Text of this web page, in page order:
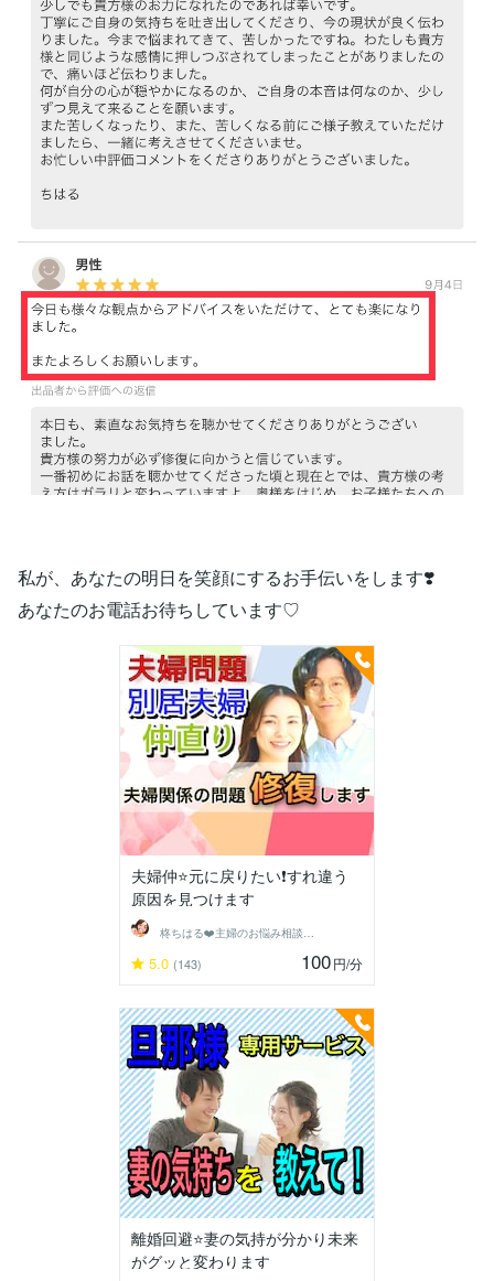
私が、あなたの明日を笑顔にするお手伝いをします❣️
あなたのお電話お待ちしています♡
夫婦仲⭐️元に戻りたい❗️すれ違う
原因を見つけます
5.0 (143) 100円/分
離婚回避⭐️妻の気持が分かり未来
がグッと変わります